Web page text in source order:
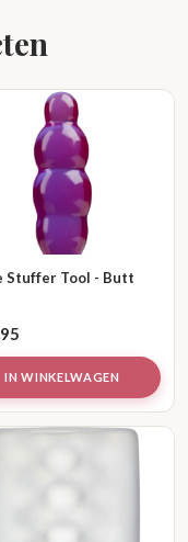
Stuffer Tool - Butt
IN WINKELWAGEN